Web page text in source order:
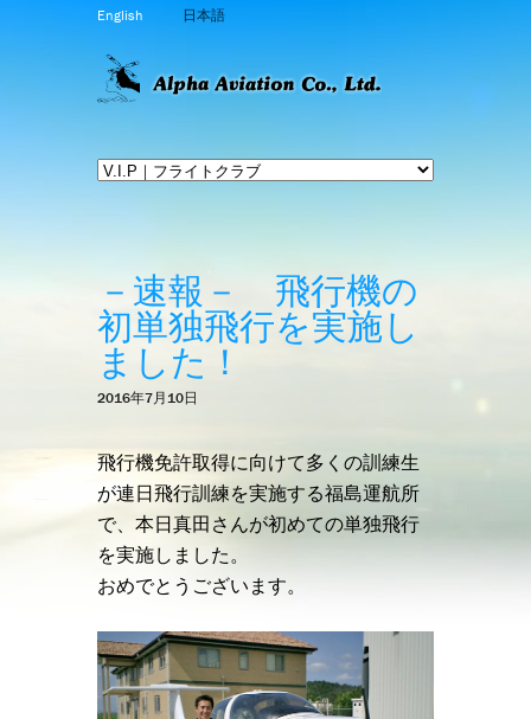
English 日本語
－速報－ 飛行機の
初単独飛行を実施し
ました！
2016年7月10日
飛行機免許取得に向けて多くの訓練生
が連日飛行訓練を実施する福島運航所
で、本日真田さんが初めての単独飛行
を実施しました。
おめでとうございます。